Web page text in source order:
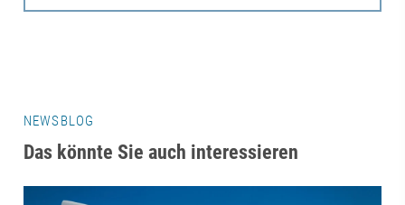
NEWSBLOG
Das könnte Sie auch interessieren